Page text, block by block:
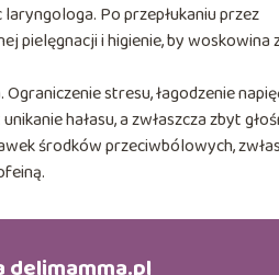
Po przepłukaniu przez
pielęgnacji i higienie, by woskowina
stresu, łagodzenie
hałasu, a zwłaszcza zbyt
środków przeciwbólowych,